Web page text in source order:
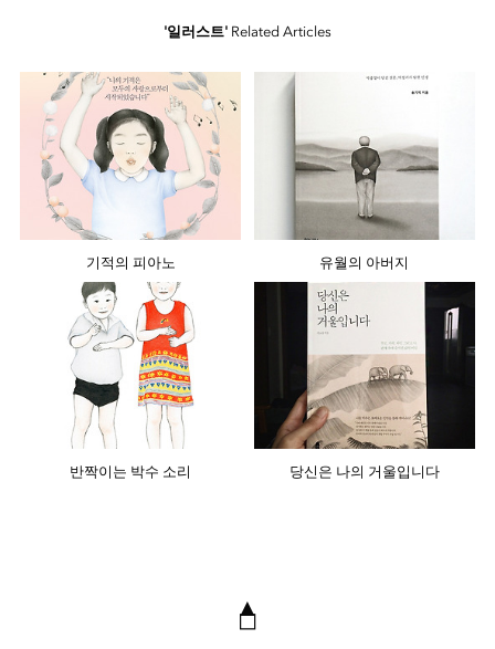
'일러스트' Related Articles
기적의 피아노 유월의 아버지
반짝이는 박수 소리 당신은 나의 거울입니다
▲
◻︎